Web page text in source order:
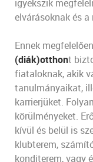
igyekszik
elvárásoknak és
Ennek
(diák)otthont
fiataloknak, akik
tanulmányaikat,
karrierjüket.
körülményeket.
kívül és belül is
klubterem,
konditerem, vagy